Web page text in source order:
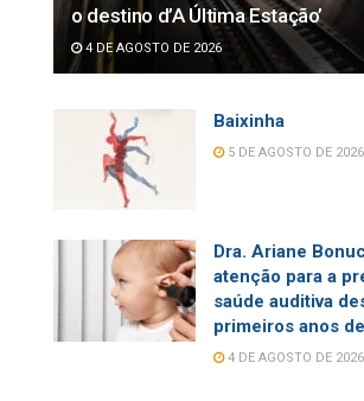
o destino d’A Última Estação’
4 DE AGOSTO DE 2026
Baixinha
5 DE AGOSTO DE 2026
Dra. Ariane
atenção para a
saúde auditiva
primeiros anos
4 DE AGOSTO DE 2026